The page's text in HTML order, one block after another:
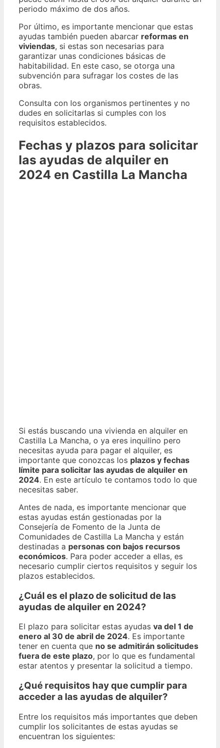
periodo máximo de dos años.
Por último, es importante mencionar que estas
ayudas también pueden abarcar reformas en
viviendas, si estas son necesarias para
garantizar unas condiciones básicas de
habitabilidad. En este caso, se otorga una
subvención para sufragar los costes de las
obras.
Consulta con los organismos pertinentes y no
dudes en solicitarlas si cumples con los
requisitos establecidos.
Fechas y plazos para solicitar
las ayudas de alquiler en
2024 en Castilla La Mancha
Si estás buscando una vivienda en alquiler en
Castilla La Mancha, o ya eres inquilino pero
necesitas ayuda para pagar el alquiler, es
importante que conozcas los plazos y fechas
límite para solicitar las ayudas de alquiler en
2024. En este artículo te contamos todo lo que
necesitas saber.
Antes de nada, es importante mencionar que
estas ayudas están gestionadas por la
Consejería de Fomento de la Junta de
Comunidades de Castilla La Mancha y están
destinadas a personas con bajos recursos
económicos. Para poder acceder a ellas, es
necesario cumplir ciertos requisitos y seguir los
plazos establecidos.
¿Cuál es el plazo de solicitud de las
ayudas de alquiler en 2024?
El plazo para solicitar estas ayudas va del 1 de
enero al 30 de abril de 2024. Es importante
tener en cuenta que no se admitirán solicitudes
fuera de este plazo, por lo que es fundamental
estar atentos y presentar la solicitud a tiempo.
¿Qué requisitos hay que cumplir para
acceder a las ayudas de alquiler?
Entre los requisitos más importantes que deben
cumplir los solicitantes de estas ayudas se
encuentran los siguientes: